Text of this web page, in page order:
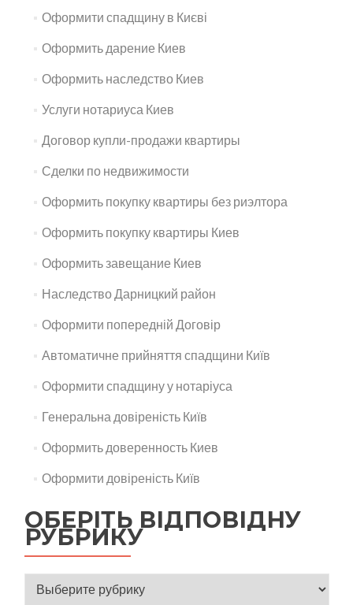
Оформити спадщину в Києві
Оформить дарение Киев
Оформить наследство Киев
Услуги нотариуса Киев
Договор купли-продажи квартиры
Сделки по недвижимости
Оформить покупку квартиры без риэлтора
Оформить покупку квартиры Киев
Оформить завещание Киев
Наследство Дарницкий район
Оформити попередній Договір
Автоматичне прийняття спадщини Київ
Оформити спадщину у нотаріуса
Генеральна довіреність Київ
Оформить доверенность Киев
Оформити довіреність Київ
ОБЕРІТЬ ВІДПОВІДНУ
РУБРИКУ
Оберіть відповідну рубрику